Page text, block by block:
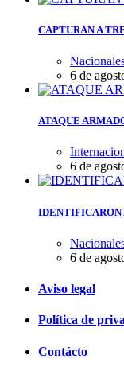
CAPTURAN A
6 de
ATAQUE
6 de
IDENTIFICARON
6 de
Aviso legal
Política de
Contácto